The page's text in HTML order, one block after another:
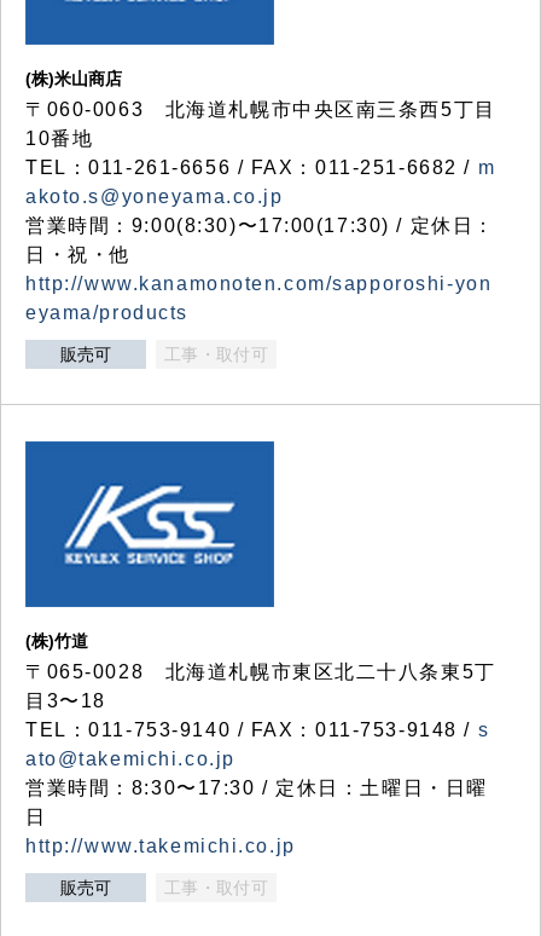
(株)米山商店
〒060-0063 北海道札幌市中央区南三条西5丁目
10番地
TEL：011-261-6656 / FAX：011-251-6682 / m
akoto.s@yoneyama.co.jp
営業時間：9:00(8:30)〜17:00(17:30) / 定休日：
日・祝・他
http://www.kanamonoten.com/sapporoshi-yon
eyama/products
販売可 工事・取付可
(株)竹道
〒065-0028 北海道札幌市東区北二十八条東5丁
目3〜18
TEL：011-753-9140 / FAX：011-753-9148 / s
ato@takemichi.co.jp
営業時間：8:30〜17:30 / 定休日：土曜日・日曜
日
http://www.takemichi.co.jp
販売可 工事・取付可